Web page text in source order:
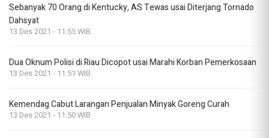
Sebanyak 70 Orang di Kentucky, AS Tewas usai Diterjang Tornado
Dahsyat
13 Des 2021 - 11:55 WIB
Dua Oknum Polisi di Riau Dicopot usai Marahi Korban Pemerkosaan
13 Des 2021 - 11:51 WIB
Kemendag Cabut Larangan Penjualan Minyak Goreng Curah
13 Des 2021 - 11:50 WIB